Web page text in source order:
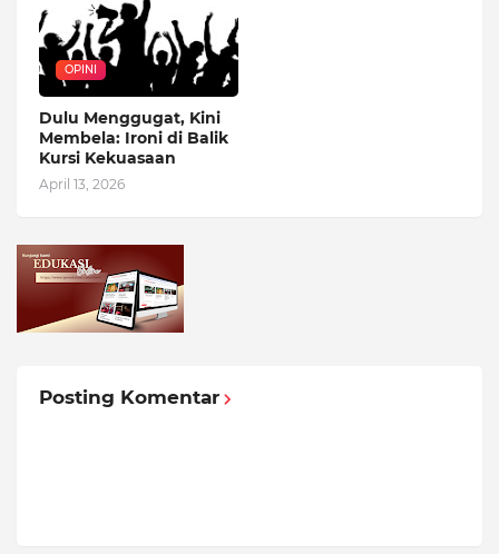
OPINI
Dulu Menggugat, Kini
Membela: Ironi di Balik
Kursi Kekuasaan
April 13, 2026
Posting Komentar